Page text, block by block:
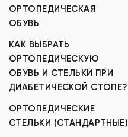
ОРТОПЕДИЧЕСКАЯ
ОБУВЬ
КАК ВЫБРАТЬ
ОРТОПЕДИЧЕСКУЮ
ОБУВЬ И СТЕЛЬКИ ПРИ
ДИАБЕТИЧЕСКОЙ СТОПЕ?
ОРТОПЕДИЧЕСКИЕ
СТЕЛЬКИ (СТАНДАРТНЫЕ)